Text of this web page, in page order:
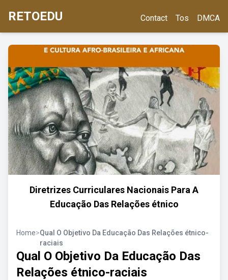
RETOEDU Contact Tos DMCA
Diretrizes Curriculares Nacionais Para A
Educação Das Relações étnico
Home>Qual O Objetivo Da Educação Das Relações étnico-
raciais
Qual O Objetivo Da Educação Das
Relações étnico-raciais